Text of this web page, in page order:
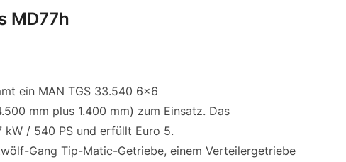
MD77h
ein MAN TGS 33.540 6×6
mm plus 1.400 mm) zum Einsatz. Das
/ 540 PS und erfüllt Euro 5.
Gang Tip-Matic-Getriebe, einem Verteilergetriebe